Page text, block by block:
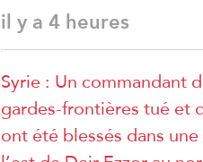
il y a 4 heures
Syrie : Un commandant
gardes-frontières tué et
ont été blessés dans